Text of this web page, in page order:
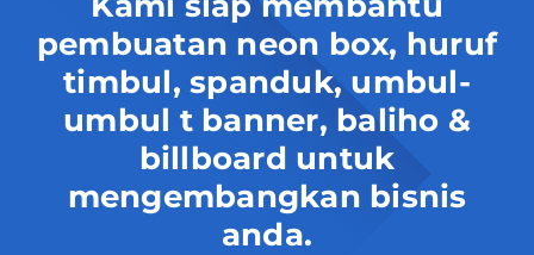
pembuatan neon box, huruf
timbul, spanduk, umbul-
umbul t banner, baliho &
billboard untuk
mengembangkan bisnis
anda.